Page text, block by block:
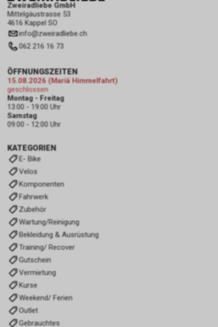
Zweiradliebe GmbH
Mittelgäustrasse 53
4616 Kappel SO
info@zweiradliebe.ch
062 216 16 73
KATEGORIEN
E- Bike
Velos
Komponenten
Fahrwerk
Zubehör
Wartung/Reinigung
Bekleidung & Ausrüstung
Training/ Recover
Gutschein
Vermietung
Kurse
Weekend/ Ferien
Outlet
Gebrauchtes
ÖFFNUNGSZEITEN
15.08.2026 (Mariä Himmelfahrt)
geschlossen
Montag - Freitag
13:00 - 19:00 Uhr
Samstag
09:00 - 12:00 Uhr